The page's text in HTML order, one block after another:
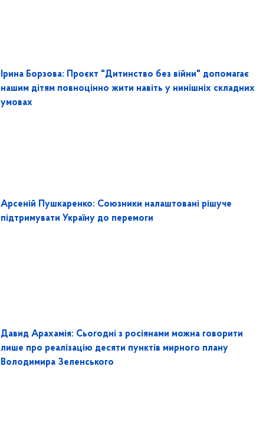
Ірина Борзова: Проєкт "Дитинство без війни" допомагає
нашим дітям повноцінно жити навіть у нинішніх складних
умовах
Арсеній Пушкаренко: Союзники налаштовані рішуче
підтримувати Україну до перемоги
Давид Арахамія: Сьогодні з росіянами можна говорити
лише про реалізацію десяти пунктів мирного плану
Володимира Зеленського